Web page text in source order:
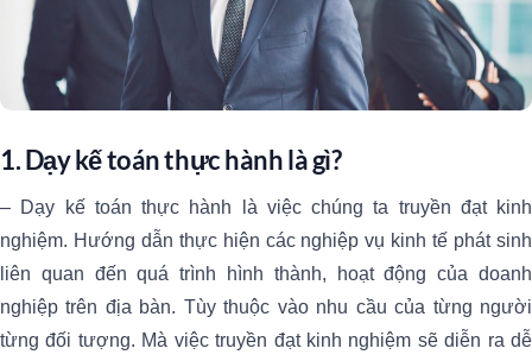
1. Dạy kế toán thực hành là gì?
– Dạy kế toán thực hành là việc chúng ta truyền đạt kinh
nghiệm. Hướng dẫn thực hiện các nghiệp vụ kinh tế phát sinh
liên quan đến quá trình hình thành, hoạt động của doanh
nghiệp trên địa bàn. Tùy thuộc vào nhu cầu của từng người
từng đối tượng. Mà việc truyền đạt kinh nghiệm sẽ diễn ra dễ